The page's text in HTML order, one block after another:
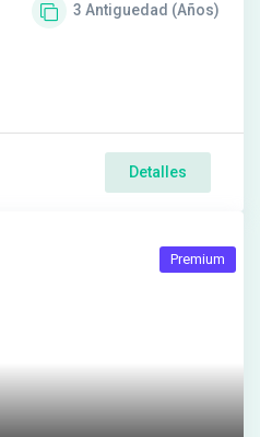
3 Antiguedad (Años)
Detalles
Premium